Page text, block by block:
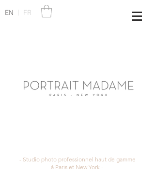
EN FR
- Studio photo professionnel haut de gamme
à Paris et New York -